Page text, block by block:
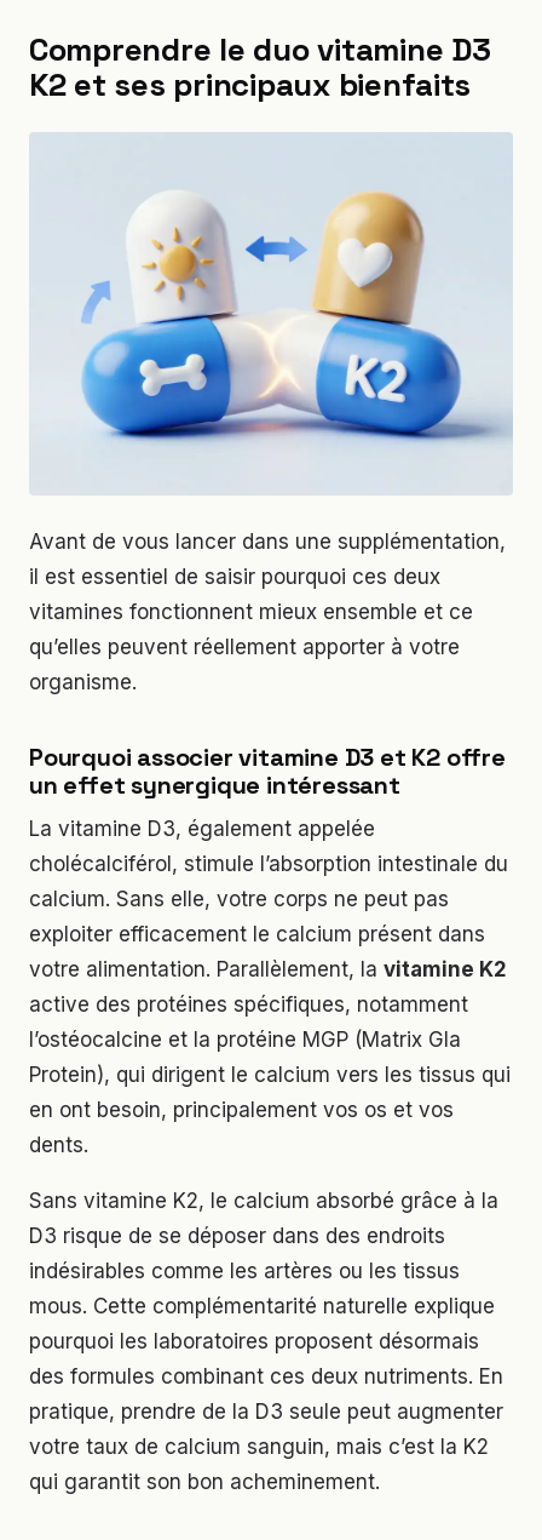
Comprendre le duo vitamine D3
K2 et ses principaux bienfaits
Avant de vous lancer dans une supplémentation,
il est essentiel de saisir pourquoi ces deux
vitamines fonctionnent mieux ensemble et ce
qu’elles peuvent réellement apporter à votre
organisme.
Pourquoi associer vitamine D3 et K2 offre
un effet synergique intéressant
La vitamine D3, également appelée
cholécalciférol, stimule l’absorption intestinale du
calcium. Sans elle, votre corps ne peut pas
exploiter efficacement le calcium présent dans
votre alimentation. Parallèlement, la vitamine K2
active des protéines spécifiques, notamment
l’ostéocalcine et la protéine MGP (Matrix Gla
Protein), qui dirigent le calcium vers les tissus qui
en ont besoin, principalement vos os et vos
dents.
Sans vitamine K2, le calcium absorbé grâce à la
D3 risque de se déposer dans des endroits
indésirables comme les artères ou les tissus
mous. Cette complémentarité naturelle explique
pourquoi les laboratoires proposent désormais
des formules combinant ces deux nutriments. En
pratique, prendre de la D3 seule peut augmenter
votre taux de calcium sanguin, mais c’est la K2
qui garantit son bon acheminement.